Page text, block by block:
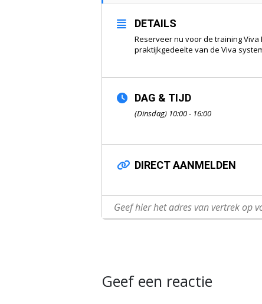
DETAILS
Reserveer nu voor de training Viva
praktijkgedeelte van de Viva
DAG & TIJD
(Dinsdag) 10:00 - 16:00
DIRECT AANMELDEN
Geef een reactie